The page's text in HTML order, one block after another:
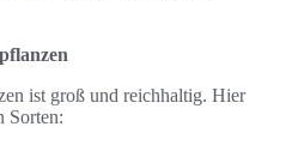
ist groß und reichhaltig. Hier
Sorten: